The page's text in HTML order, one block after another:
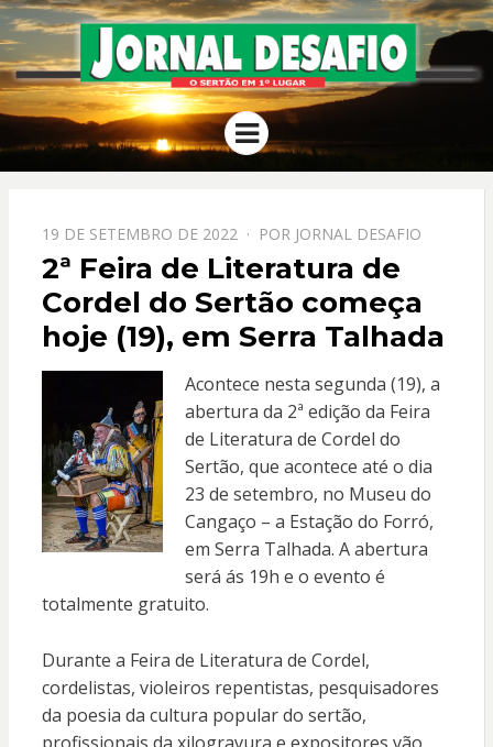
JORNAL
DESAFIO
O Sertão em 1º Lugar
Menu
PPOSTADO
EM
19 DE SETEMBRO DE 2022 POR JORNAL DESAFIO
2ª Feira de Literatura de
Cordel do Sertão começa
hoje (19), em Serra Talhada
Acontece nesta segunda (19), a
abertura da 2ª edição da Feira
de Literatura de Cordel do
Sertão, que acontece até o dia
23 de setembro, no Museu do
Cangaço – a Estação do Forró,
em Serra Talhada. A abertura
será ás 19h e o evento é
totalmente gratuito.
Durante a Feira de Literatura de Cordel,
cordelistas, violeiros repentistas, pesquisadores
da poesia da cultura popular do sertão,